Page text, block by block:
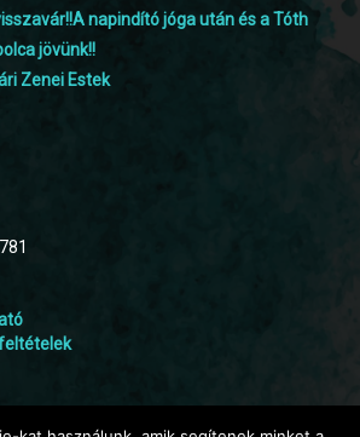
napindító jóga után és a Tóth
jövünk!!
Zenei Estek